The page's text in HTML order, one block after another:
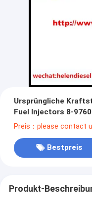
Ursprüngliche
Fuel Injectors 8-
5516/095000-5515/
Preis：please contact
Bestpreis
Produkt-